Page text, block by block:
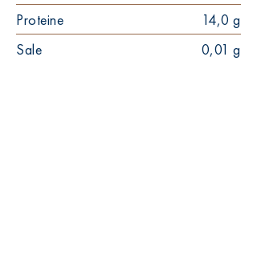
Proteine
14,0 g
Sale
0,01 g